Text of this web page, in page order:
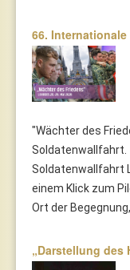
66.
"Wächter des
Soldatenwallfahrt.
Soldatenwallfahrt
einem Klick zum
Ort der
„Darstellung des